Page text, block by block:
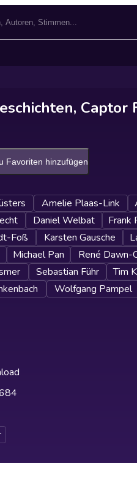
Captor
Favoriten hinzufügen
Amelie Plaas-Link
Daniel Welbat Frank
Foß
Karsten Gausche
Michael Pan René Dawn-
Sebastian Führ Tim
Wolfgang Pampel